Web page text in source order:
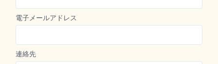
電子メールアドレス
連絡先